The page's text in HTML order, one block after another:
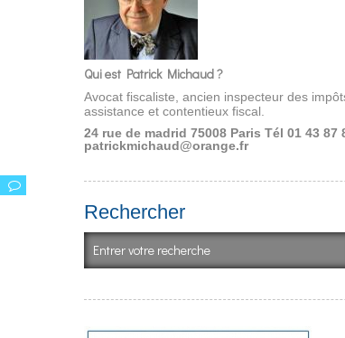
Qui est Patrick Michaud ?
Avocat fiscaliste, ancien inspecteur des
assistance et contentieux fiscal.
24 rue de madrid 75008 ParisTél 01 43 87
patrickmichaud@orange.fr
Rechercher